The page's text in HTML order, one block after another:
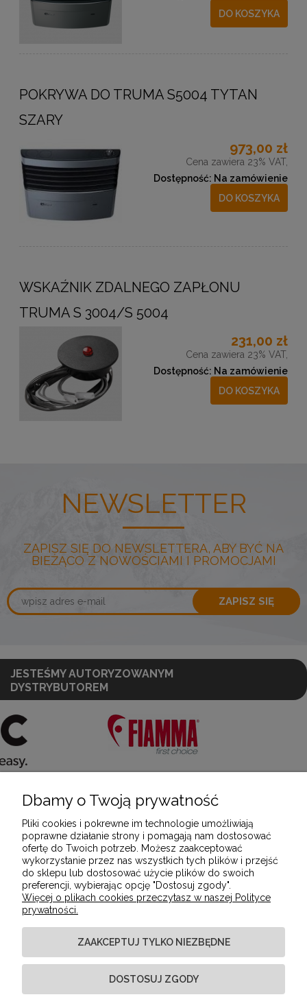
DO KOSZYKA
POKRYWA DO TRUMA S5004 TYTAN
SZARY
973,00 zł
Cena zawiera 23% VAT,
Dostępność: Na zamówienie
DO KOSZYKA
WSKAŹNIK ZDALNEGO ZAPŁONU
TRUMA S 3004/S 5004
231,00 zł
Cena zawiera 23% VAT,
Dostępność: Na zamówienie
DO KOSZYKA
NEWSLETTER
ZAPISZ SIĘ DO NEWSLETTERA, ABY BYĆ NA
BIEŻĄCO Z NOWOŚCIAMI I PROMOCJAMI
ZAPISZ SIĘ
JESTEŚMY AUTORYZOWANYM
DYSTRYBUTOREM
POMOC
MOJE KONTO
PŁATNOŚCI I DOSTAWA
INFORMACJE
Dbamy o Twoją prywatność
Pliki cookies i pokrewne im technologie umożliwiają
poprawne działanie strony i pomagają nam dostosować
ofertę do Twoich potrzeb. Możesz zaakceptować
wykorzystanie przez nas wszystkich tych plików i przejść
do sklepu lub dostosować użycie plików do swoich
preferencji, wybierając opcję "Dostosuj zgody".
Więcej o plikach cookies przeczytasz w naszej Polityce
prywatności.
ZAAKCEPTUJ TYLKO NIEZBĘDNE
DOSTOSUJ ZGODY